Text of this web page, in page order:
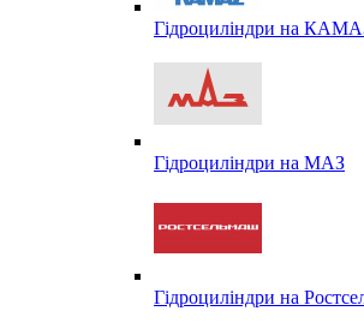
Гідроциліндри на
Гідроциліндри на МАЗ
Гідроциліндри на